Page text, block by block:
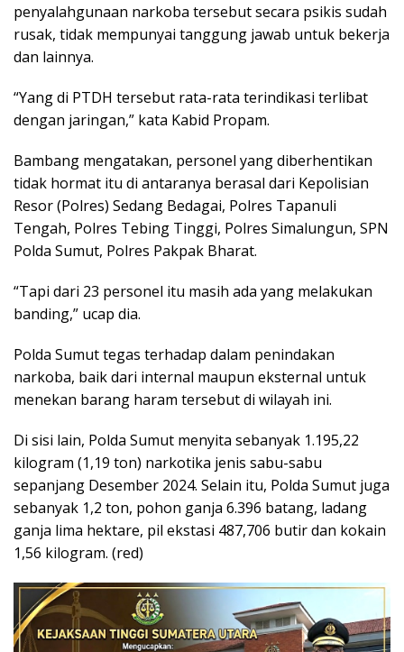
penyalahgunaan narkoba tersebut secara psikis sudah
rusak, tidak mempunyai tanggung jawab untuk bekerja
dan lainnya.
“Yang di PTDH tersebut rata-rata terindikasi terlibat
dengan jaringan,” kata Kabid Propam.
Bambang mengatakan, personel yang diberhentikan
tidak hormat itu di antaranya berasal dari Kepolisian
Resor (Polres) Sedang Bedagai, Polres Tapanuli
Tengah, Polres Tebing Tinggi, Polres Simalungun, SPN
Polda Sumut, Polres Pakpak Bharat.
“Tapi dari 23 personel itu masih ada yang melakukan
banding,” ucap dia.
Polda Sumut tegas terhadap dalam penindakan
narkoba, baik dari internal maupun eksternal untuk
menekan barang haram tersebut di wilayah ini.
Di sisi lain, Polda Sumut menyita sebanyak 1.195,22
kilogram (1,19 ton) narkotika jenis sabu-sabu
sepanjang Desember 2024. Selain itu, Polda Sumut juga
sebanyak 1,2 ton, pohon ganja 6.396 batang, ladang
ganja lima hektare, pil ekstasi 487,706 butir dan kokain
1,56 kilogram. (red)